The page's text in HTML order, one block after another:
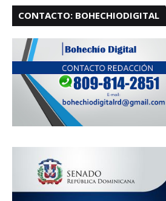
CONTACTO: BOHECHIODIGITAL